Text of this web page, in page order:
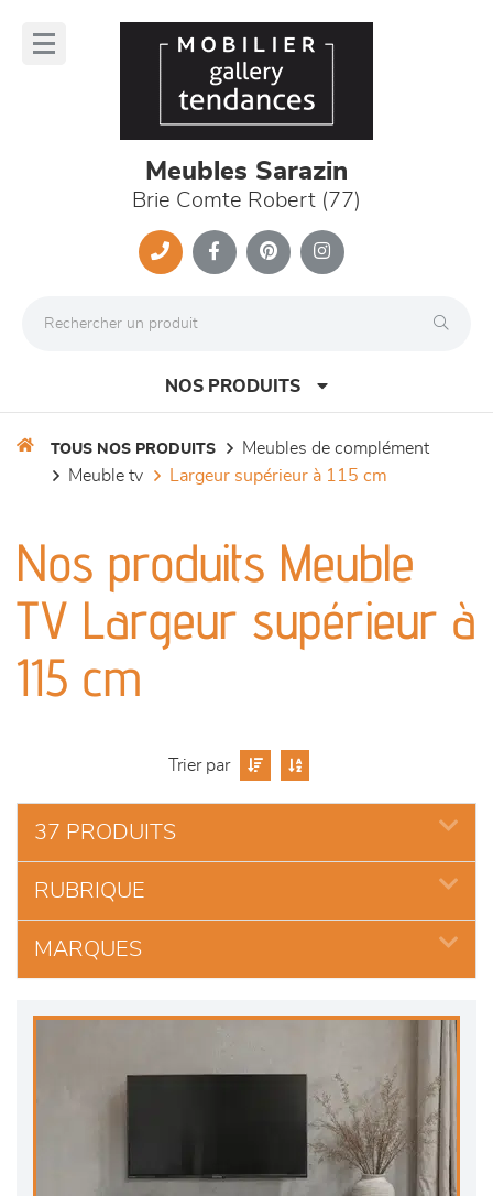
Meubles Sarazin
Brie Comte Robert (77)
NOS PRODUITS
séjours
meubles de complément
chambres et dressing
TOUS NOS PRODUITS
meubles de complément
meuble tv
largeur supérieur à 115 cm
Nos produits Meuble
TV Largeur supérieur à
115 cm
Trier par
37 PRODUITS
RUBRIQUE
MARQUES